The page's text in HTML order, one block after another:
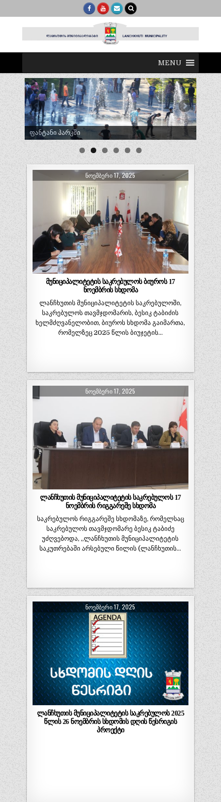
MENU
ტრადიციული ლელობურთი შუხუთში
ᲜᲝᲔᲛᲑᲔᲠᲘ 17, 2025
მუნიციპალიტეტის საკრებულოს ბიუროს 17
ნოემბრის სხდომა
ლანჩხუთის მუნიციპალიტეტის საკრებულოში,
საკრებულოს თავმჯდომარის, ბესიკ ტაბიძის
ხელმძღვანელობით, ბიუროს სხდომა გაიმართა,
რომელზეც 2025 წლის ბიუჯეტის…
ᲜᲝᲔᲛᲑᲔᲠᲘ 17, 2025
ლანჩხუთის მუნიციპალიტეტის საკრებულოს 17
ნოემბრის რიგგარეშე სხდომა
საკრებულოს რიგგარეშე სხდომაზე, რომელსაც
საკრებულოს თავმჯდომარე ბესიკ ტაბიძე
უძღვებოდა, „ლანჩხუთის მუნიციპალიტეტის
საკუთრებაში არსებული წილის (ლანჩხუთის…
ᲜᲝᲔᲛᲑᲔᲠᲘ 17, 2025
ლანჩხუთის მუნიციპალიტეტის საკრებულოს 2025
წლის 26 ნოემბრის სხდომის დღის წესრიგის
პროექტი